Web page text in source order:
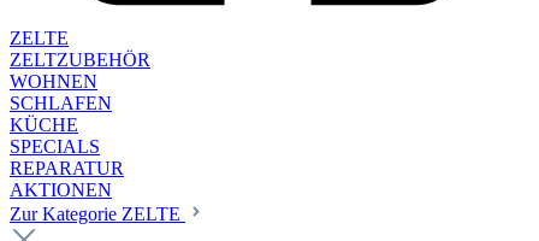
ZELTE
ZELTZUBEHÖR
WOHNEN
SCHLAFEN
KÜCHE
SPECIALS
REPARATUR
AKTIONEN
Zur Kategorie ZELTE